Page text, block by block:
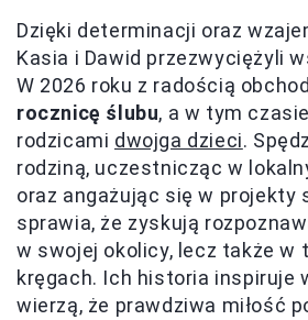
Dzięki determinacji oraz
Kasia i Dawid przezwyciężyli
W 2026 roku z radością
rocznicę ślubu, a w tym
rodzicami dwojga dzieci.
rodziną, uczestnicząc w
oraz angażując się w projekty
sprawia, że zyskują
w swojej okolicy, lecz także w
kręgach. Ich historia inspiruje
wierzą, że prawdziwa miłość